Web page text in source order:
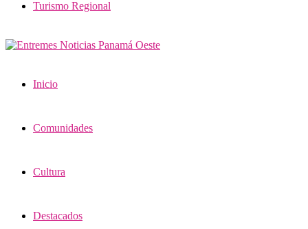
Turismo Regional
Inicio
Comunidades
Cultura
Destacados